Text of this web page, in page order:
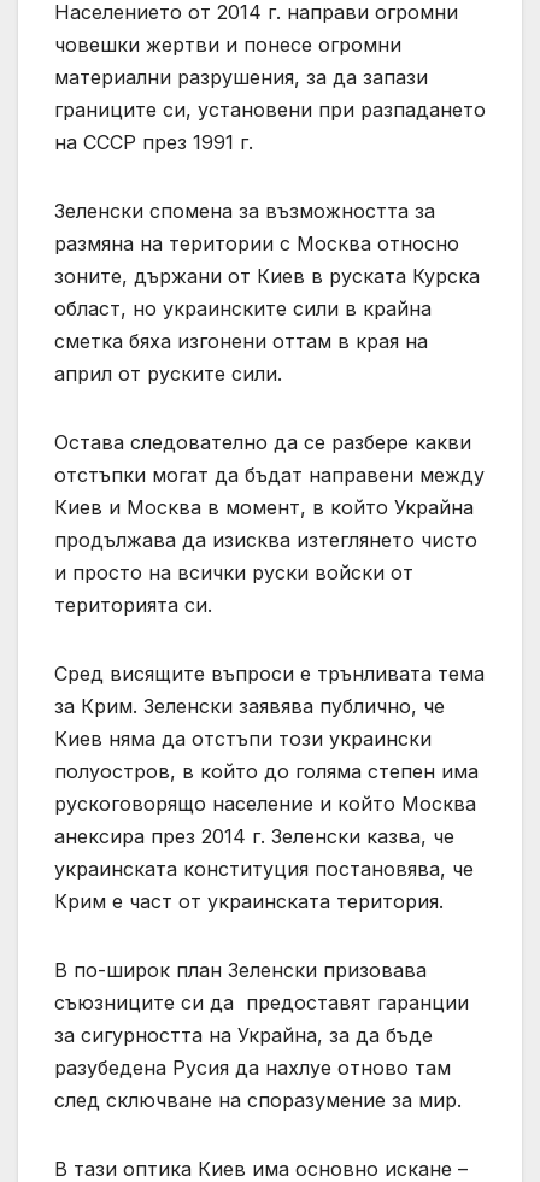
Населението от 2014 г. направи огромни
човешки жертви и понесе огромни
материални разрушения, за да запази
границите си, установени при разпадането
на СССР през 1991 г.
Зеленски спомена за възможността за
размяна на територии с Москва относно
зоните, държани от Киев в руската Курска
област, но украинските сили в крайна
сметка бяха изгонени оттам в края на
април от руските сили.
Остава следователно да се разбере какви
отстъпки могат да бъдат направени между
Киев и Москва в момент, в който Украйна
продължава да изисква изтеглянето чисто
и просто на всички руски войски от
територията си.
Сред висящите въпроси е трънливата тема
за Крим. Зеленски заявява публично, че
Киев няма да отстъпи този украински
полуостров, в който до голяма степен има
рускоговорящо население и който Москва
анексира през 2014 г. Зеленски казва, че
украинската конституция постановява, че
Крим е част от украинската територия.
В по-широк план Зеленски призовава
съюзниците си да предоставят гаранции
за сигурността на Украйна, за да бъде
разубедена Русия да нахлуе отново там
след сключване на споразумение за мир.
В тази оптика Киев има основно искане –